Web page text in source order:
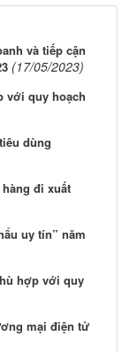
và tiếp cận
(17/05/2023)
với quy hoạch
dùng
đi xuất
uy tín” năm
hợp với quy
mại điện tử